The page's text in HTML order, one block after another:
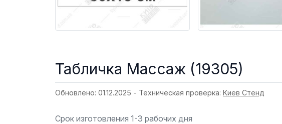
Табличка Масcаж (19305)
Обновлено: 01.12.2025 - Техническая проверка: Киев Стенд
Срок изготовления 1-3 рабочих дня